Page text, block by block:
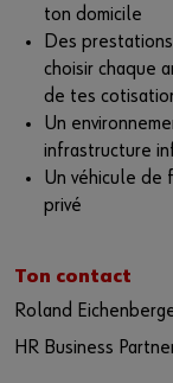
ton domicile
Des
choisir chaque
de tes
Un
infrastructure
Un véhicule de
privé
Ton contact
Roland
HR Business